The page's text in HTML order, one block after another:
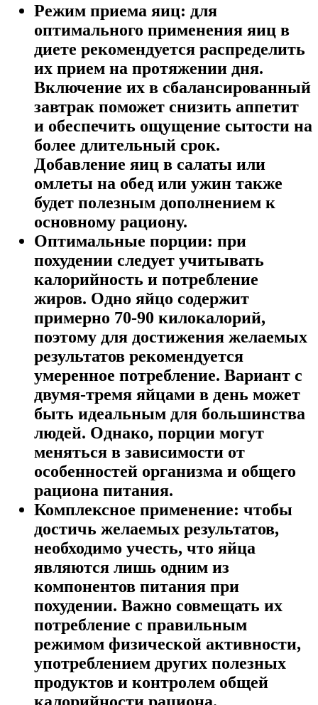
Режим приема яиц: для
оптимального применения яиц в
диете рекомендуется распределить
их прием на протяжении дня.
Включение их в сбалансированный
завтрак поможет снизить аппетит
и обеспечить ощущение сытости на
более длительный срок.
Добавление яиц в салаты или
омлеты на обед или ужин также
будет полезным дополнением к
основному рациону.
Оптимальные порции: при
похудении следует учитывать
калорийность и потребление
жиров. Одно яйцо содержит
примерно 70-90 килокалорий,
поэтому для достижения желаемых
результатов рекомендуется
умеренное потребление. Вариант с
двумя-тремя яйцами в день может
быть идеальным для большинства
людей. Однако, порции могут
меняться в зависимости от
особенностей организма и общего
рациона питания.
Комплексное применение: чтобы
достичь желаемых результатов,
необходимо учесть, что яйца
являются лишь одним из
компонентов питания при
похудении. Важно совмещать их
потребление с правильным
режимом физической активности,
употреблением других полезных
продуктов и контролем общей